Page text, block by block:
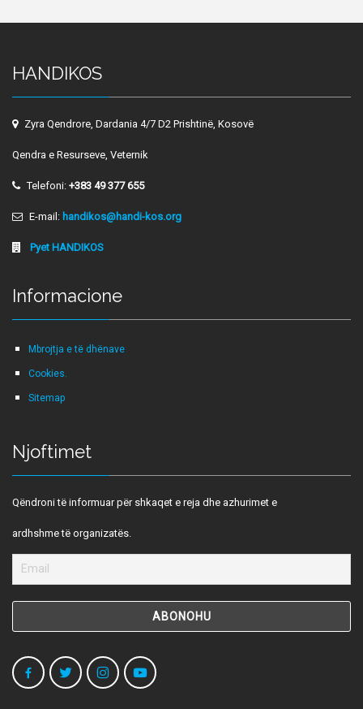
HANDIKOS
Zyra Qendrore, Dardania 4/7 D2 Prishtinë, Kosovë
Qendra e Resurseve, Veternik
Telefoni: +383 49 377 655
E-mail: handikos@handi-kos.org
Pyet HANDIKOS
Informacione
Mbrojtja e të dhënave
Cookies.
Sitemap
Njoftimet
Qëndroni të informuar për shkaqet e reja dhe azhurimet e
ardhshme të organizatës.